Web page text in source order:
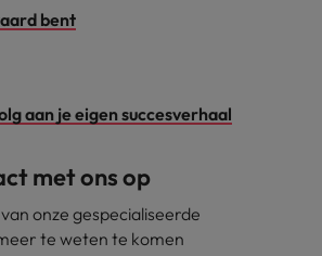
bent
aan je eigen succesverhaal
met ons op
onze gespecialiseerde
te weten te komen